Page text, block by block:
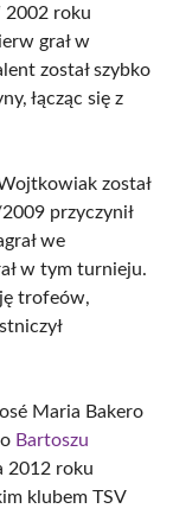
2002 roku
grał w
został szybko
łącząc się z
został
przyczynił
we
w tym turnieju.
trofeów,
Maria Bakero
Bartoszu
2012 roku
klubem TSV